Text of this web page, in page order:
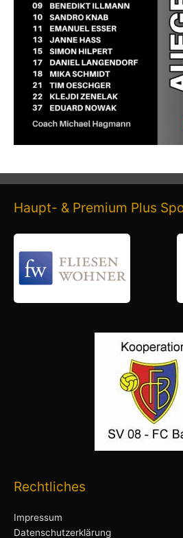
Haupt- & Premium Plus
Rechtliches
Impressum
Datenschutzerklärung